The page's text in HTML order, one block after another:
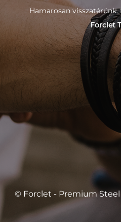
Hamarosan
Forclet
© Forclet - Premium